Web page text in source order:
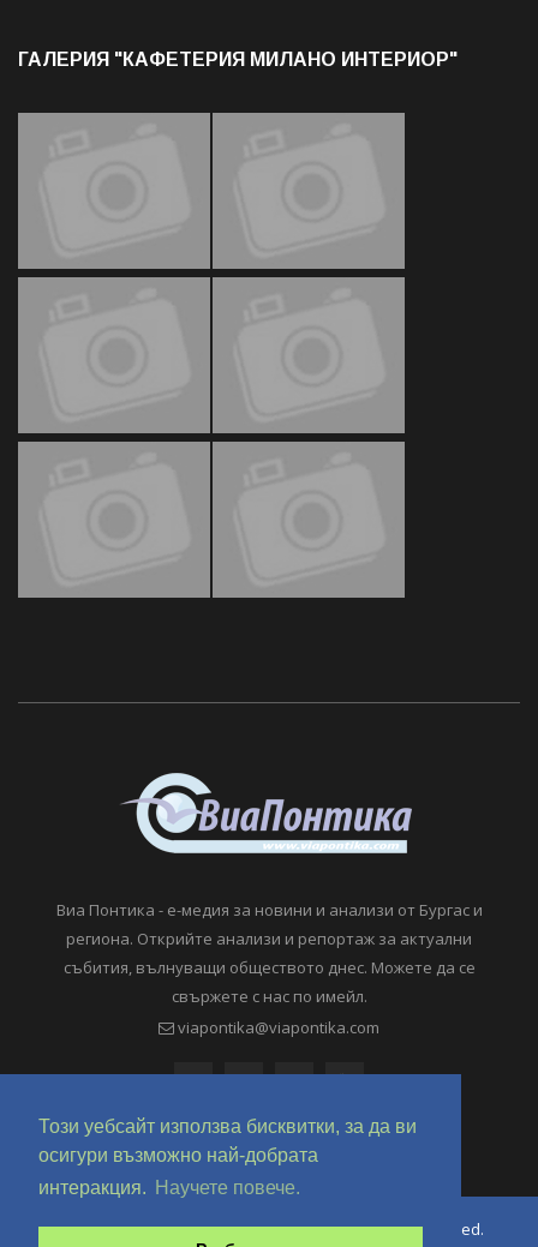
Този уебсайт използва бисквитки, за да ви
осигури възможно най-добрата
интеракция.
Научете повече.
ГАЛЕРИЯ "КАФЕТЕРИЯ МИЛАНО ИНТЕРИОР"
Виа Понтика - е-медия за новини и анализи от Бургас и
региона. Открийте анализи и репортаж за актуални
събития, вълнуващи обществото днес. Можете да се
свържете с нас по имейл.
viapontika@viapontika.com
Copyright © 2018-2024 ViaPontika.com. All Rights Reserved.